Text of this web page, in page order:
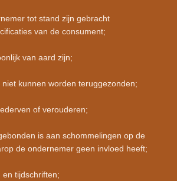
tot stand zijn gebracht
van de consument;
van aard zijn;
kunnen worden teruggezonden;
of verouderen;
is aan schommelingen op de
de ondernemer geen invloed heeft;
tijdschriften;